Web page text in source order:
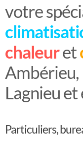
votre
chaleuret
Lagnieu
Particuliers,